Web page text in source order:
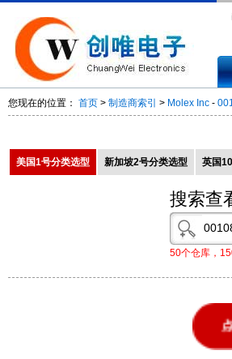
您现在的位置： 首页 > 制造商索引 > Molex Inc -
美国1号分类选型 新加坡2号分类选型 英国
搜索查
50个仓库，